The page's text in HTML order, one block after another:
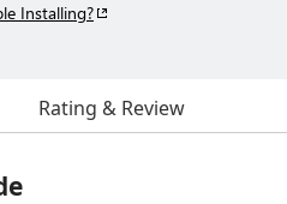
Installing?
Rating & Review